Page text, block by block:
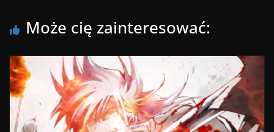
Może cię zainteresować: